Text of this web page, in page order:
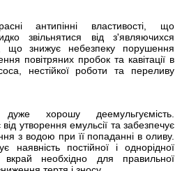
антипінні властивості, що
звільнятися від з'являючихся
що знижує небезпеку порушення
повітряних пробок та кавітації в
нестійкої роботи та переливу
хорошу деемульгуємість.
утворення емульсії та забезпечує
з водою при її попаданні в оливу.
наявність постійної і однорідної
необхідно для правильної